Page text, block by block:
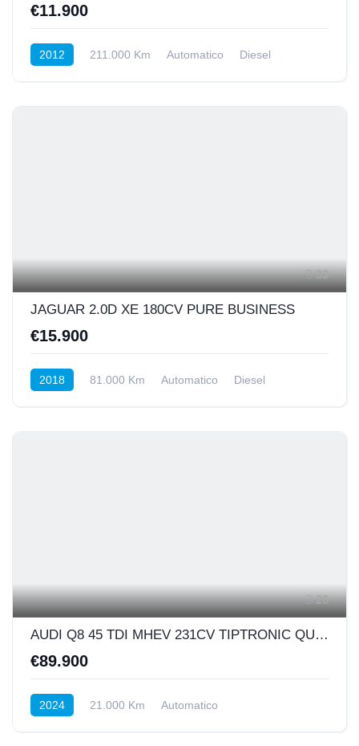
€11.900
2012 211.000 Km Automatico
Diesel
33
JAGUAR 2.0D XE 180CV PURE BUSINESS
€15.900
2018 81.000 Km Automatico
Diesel
26
AUDI Q8 45 TDI MHEV 231CV TIPTRONIC QUATTRO S-LINE EDITION
€89.900
2024 21.000 Km
Automatico